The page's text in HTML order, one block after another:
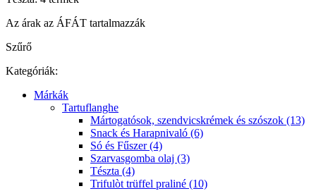
Az árak az ÁFÁT tartalmazzák
Szűrő
Kategóriák:
Márkák
Tartuflanghe
Mártogatósok, szendvicskrémek és szószok (13)
Snack és Harapnivaló (6)
Só és Fűszer (4)
Szarvasgomba olaj (3)
Tészta (4)
Trifulòt trüffel praliné (10)